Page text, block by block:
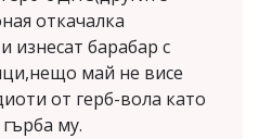
откачалка
изнесат барабар с
май не висе
от герб-вола като
му.